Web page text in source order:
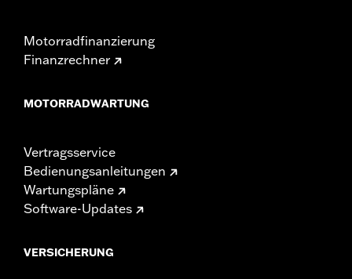
Motorradfinanzierung
Finanzrechner
MOTORRADWARTUNG
Vertragsservice
Bedienungsanleitungen
Wartungspläne
Software-Updates
VERSICHERUNG